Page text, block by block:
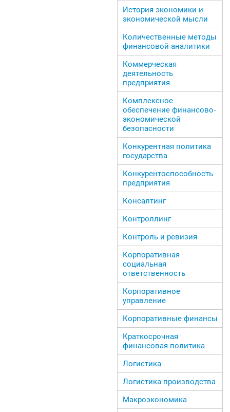
История экономики и
экономической мысли
Количественные методы
финансовой аналитики
Коммерческая
деятельность
предприятия
Комплексное
обеспечение финансово-
экономической
безопасности
Конкурентная политика
государства
Конкурентоспособность
предприятия
Консалтинг
Контроллинг
Контроль и ревизия
Корпоративная
социальная
ответственность
Корпоративное
управление
Корпоративные финансы
Краткосрочная
финансовая политика
Логистика
Логистика производства
Макроэкономика